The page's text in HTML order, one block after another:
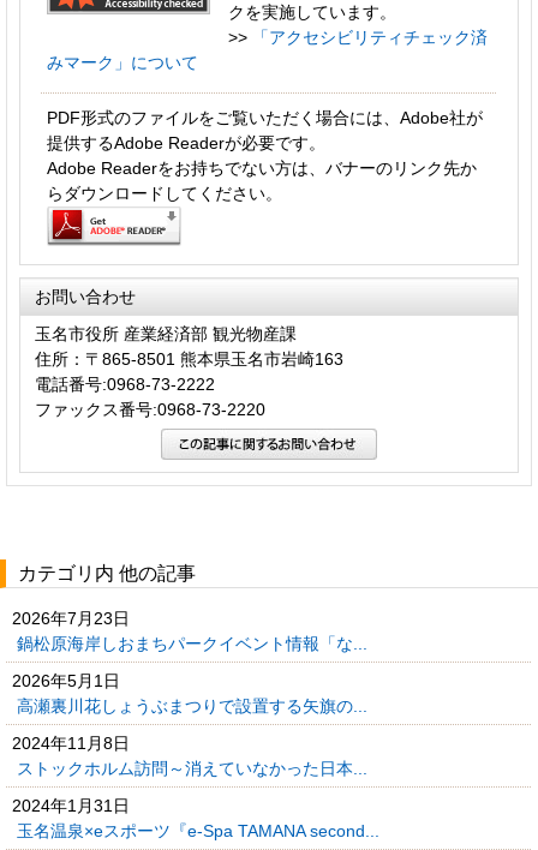
クを実施しています。
>>
「アクセシビリティチェック済
みマーク」について
PDF形式のファイルをご覧いただく場合には、Adobe社が
提供するAdobe Readerが必要です。
Adobe Readerをお持ちでない方は、バナーのリンク先か
らダウンロードしてください。
お問い合わせ
玉名市役所 産業経済部 観光物産課
住所：〒865-8501 熊本県玉名市岩崎163
電話番号:0968-73-2222
ファックス番号:0968-73-2220
カテゴリ内 他の記事
2026年7月23日
鍋松原海岸しおまちパークイベント情報「な...
2026年5月1日
高瀬裏川花しょうぶまつりで設置する矢旗の...
2024年11月8日
ストックホルム訪問～消えていなかった日本...
2024年1月31日
玉名温泉×eスポーツ『e-Spa TAMANA second...